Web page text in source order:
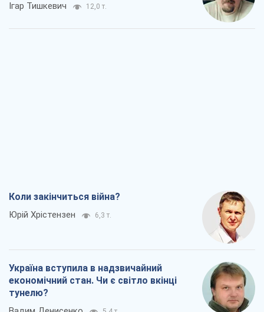
Ігар Тишкевич 12,0 т.
Коли закінчиться війна?
Юрій Хрістензен 6,3 т.
Україна вступила в надзвичайний
економічний стан. Чи є світло вкінці
тунелю?